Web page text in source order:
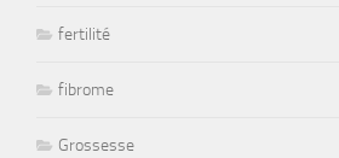
fertilité
fibrome
Grossesse